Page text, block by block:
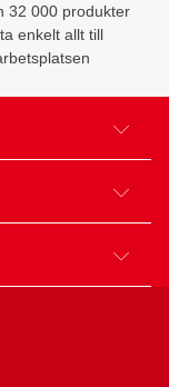
32 000 produkter
enkelt allt till